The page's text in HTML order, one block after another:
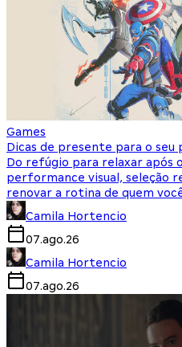
Games
Dicas de presente para o seu
Do refúgio para relaxar após
performance visual, seleção
renovar a rotina de quem
Camila Hortencio
07.ago.26
Camila Hortencio
07.ago.26